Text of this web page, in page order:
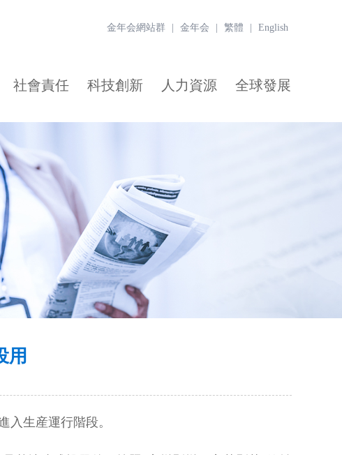
金年会網站群 金年会 繁體 English
社會責任 科技創新 人力資源 全球發展
用
入生産運行階段。